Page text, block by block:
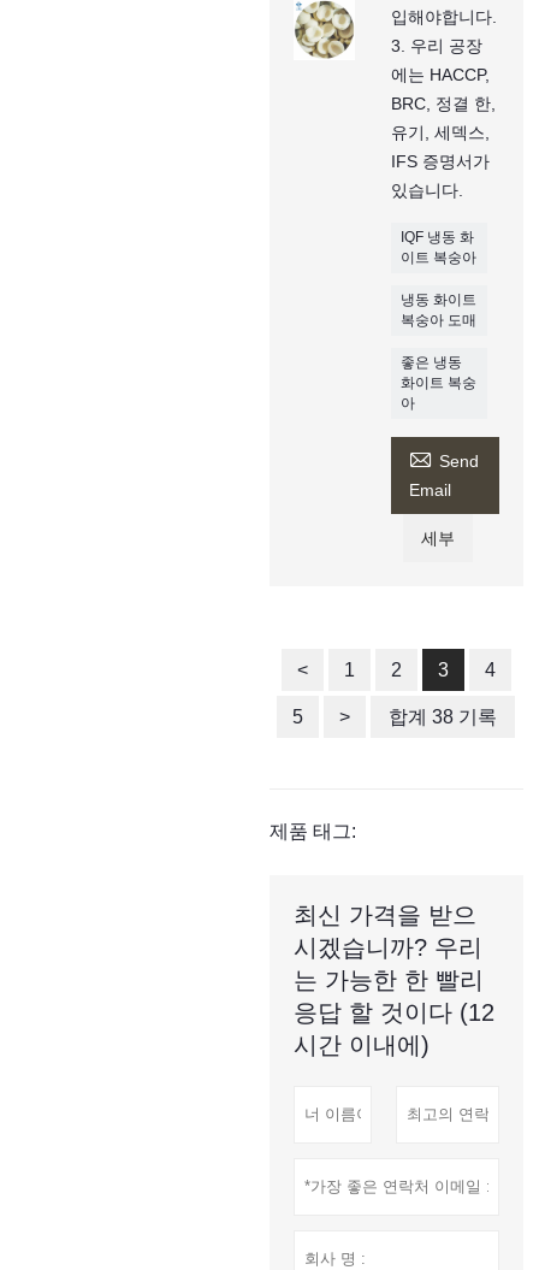
입해야합니다.
3. 우리 공장
에는 HACCP,
BRC, 정결 한,
유기, 세덱스,
IFS 증명서가
있습니다.
IQF 냉동 화
이트 복숭아
냉동 화이트
복숭아 도매
좋은 냉동
화이트 복숭
아
 Send
Email
세부
< 1 2 3 4
5 > 합계 38 기록
제품 태그:
최신 가격을 받으
시겠습니까? 우리
는 가능한 한 빨리
응답 할 것이다 (12
시간 이내에)